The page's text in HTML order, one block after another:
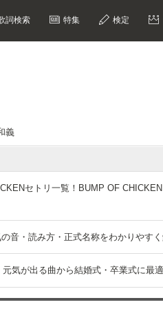
詞検索 特集 検定
義
セトリ一覧！BUMP OF
音・読み方・正式名称をわかりやす
気が出る曲から結婚式・卒業式に最